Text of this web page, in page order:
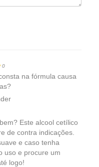
0
na fórmula causa
Este alcool cetílico
de contra indicações.
e caso tenha
uso e procure um
logo!